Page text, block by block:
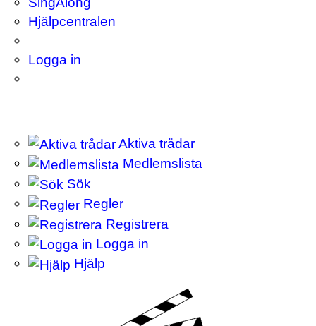
Hjälpcentralen
Logga in
Aktiva trådar
Medlemslista
Sök
Regler
Registrera
Logga in
Hjälp